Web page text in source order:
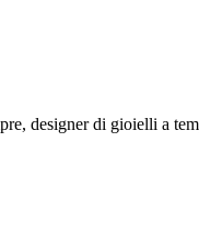
designer di gioielli a